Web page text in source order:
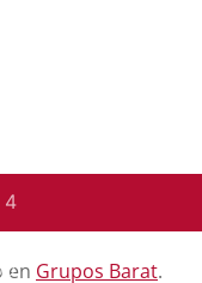
en Grupos Barat.
Barat
4